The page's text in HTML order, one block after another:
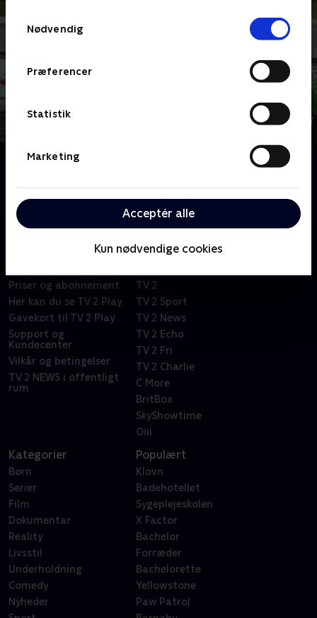
Nødvendig
Præferencer
Statistik
Marketing
Acceptér alle
Kun nødvendige cookies
Om Zulu Djævleræs
djævleræs mod hinanden.
Priser og abonnement
Her kan du se TV 2 Play
Gavekort til TV 2 Play
Support og
Kundecenter
Vilkår og betingelser
TV 2 NEWS i offentligt
rum
TV 2
TV 2 Sport
TV 2 News
TV 2 Echo
TV 2 Fri
TV 2 Charlie
C More
BritBox
SkyShowtime
Oiii
Kategorier
Børn
Serier
Film
Dokumentar
Reality
Livsstil
Underholdning
Comedy
Nyheder
Populært
Klovn
Badehotellet
Sygeplejeskolen
X Factor
Bachelor
Forræder
Bachelorette
Yellowstone
Paw Patrol